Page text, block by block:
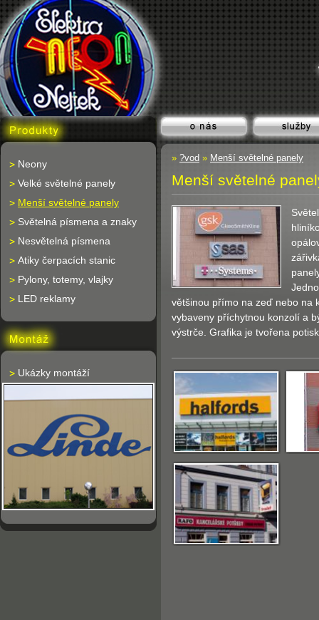
Neony
Velké světelné panely
Menší světelné panely
Světelná písmena a znaky
Nesvětelná písmena
Atiky čerpacích stanic
Pylony, totemy, vlajky
LED reklamy
Ukázky montáží
» ?vod » Menší světelné panely
Menší světelné
většinou přímo na zeď nebo na
vybaveny příchytnou konzolí a
výstrče. Grafika je tvořena